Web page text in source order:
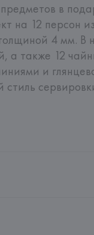
в
на 12 персон из
4 мм. В
а также 12
и